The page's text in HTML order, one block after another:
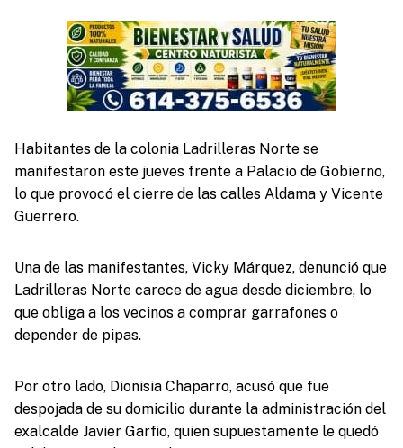
Habitantes de la colonia Ladrilleras Norte se
manifestaron este jueves frente a Palacio de Gobierno,
lo que provocó el cierre de las calles Aldama y Vicente
Guerrero.
Una de las manifestantes, Vicky Márquez, denunció que
Ladrilleras Norte carece de agua desde diciembre, lo
que obliga a los vecinos a comprar garrafones o
depender de pipas.
Por otro lado, Dionisia Chaparro, acusó que fue
despojada de su domicilio durante la administración del
exalcalde Javier Garfio, quien supuestamente le quedó